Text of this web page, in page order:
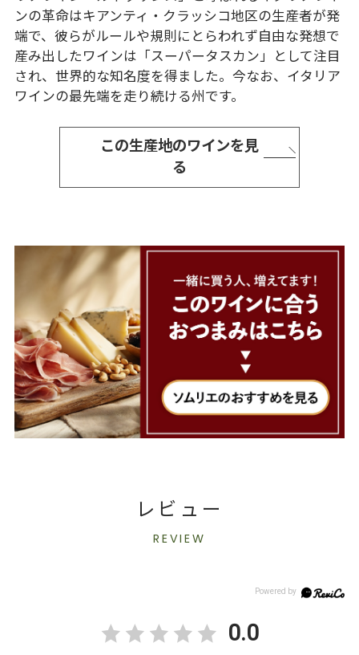
ンの革命はキアンティ・クラッシコ地区の生産者が発
端で、彼らがルールや規則にとらわれず自由な発想で
産み出したワインは「スーパータスカン」として注目
され、世界的な知名度を得ました。今なお、イタリア
ワインの最先端を走り続ける州です。
この生産地のワインを見
る
レビュー
REVIEW
0.0